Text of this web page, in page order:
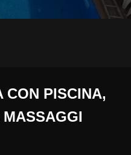
CON PISCINA,